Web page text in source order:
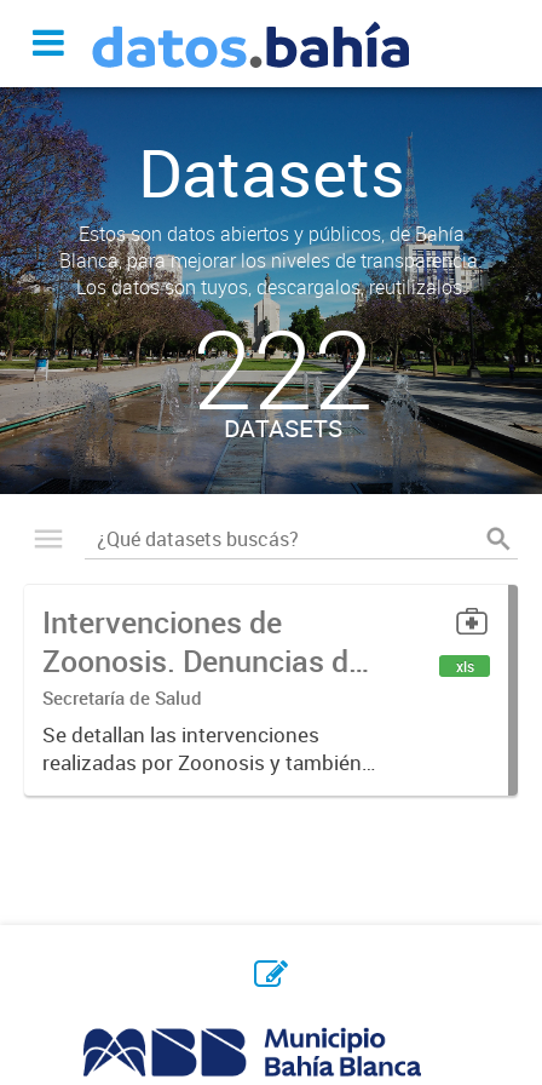
Datasets
Estos son datos abiertos y públicos, de Bahía
Blanca, para mejorar los niveles de transparencia.
Los datos son tuyos, descargalos, reutilizalos.
222
DATASETS
Intervenciones de
Zoonosis. Denuncias de
Mordeduras de Caninos
y Felinos
Secretaría de Salud
Se detallan las intervenciones
realizadas por Zoonosis y también
denuncias realizadas de
xls